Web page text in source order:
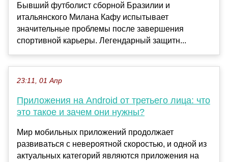
Бывший футболист сборной Бразилии и
итальянского Милана Кафу испытывает
значительные проблемы после завершения
спортивной карьеры. Легендарный защитн...
23:11, 01 Апр
Приложения на Android от третьего лица: что
это такое и зачем они нужны?
Мир мобильных приложений продолжает
развиваться с невероятной скоростью, и одной из
актуальных категорий являются приложения на